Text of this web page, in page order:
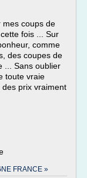
mes coups de
fois ... Sur
comme
des coupes de
... Sans oublier
toute vraie
prix vraiment
FRANCE »